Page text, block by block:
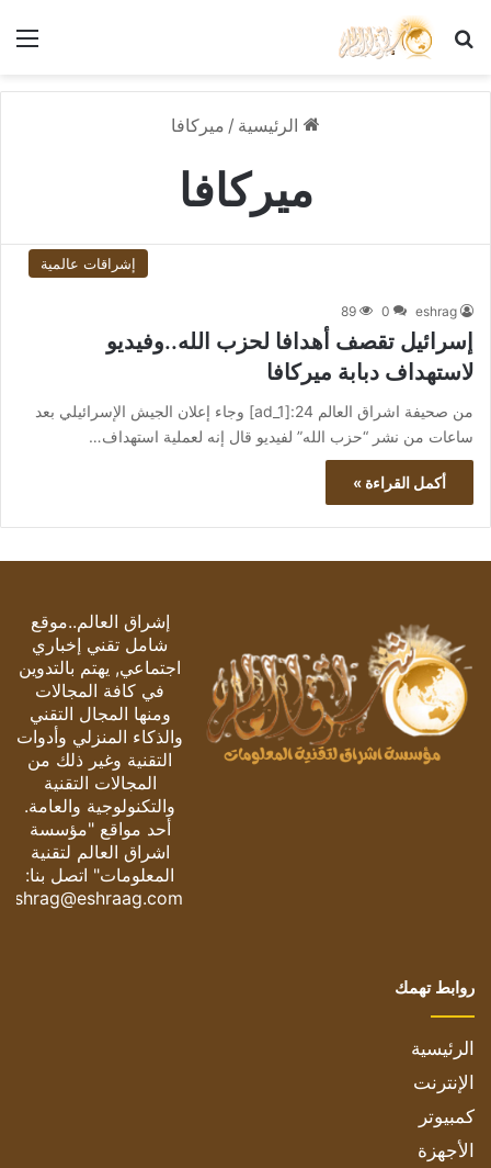
بحث عن
الرئيسية / ميركافا
ميركافا
إشراقات عالمية
eshrag
0
89
إسرائيل تقصف أهدافا لحزب الله..وفيديو
لاستهداف دبابة ميركافا
من صحيفة اشراق العالم 24:[ad_1] وجاء إعلان الجيش الإسرائيلي بعد
ساعات من نشر “حزب الله” لفيديو قال إنه لعملية استهداف…
أكمل القراءة »
إشراق العالم..موقع
شامل تقني إخباري
اجتماعي, يهتم بالتدوين
في كافة المجالات
ومنها المجال التقني
والذكاء المنزلي وأدوات
التقنية وغير ذلك من
المجالات التقنية
والتكنولوجية والعامة.
أحد مواقع "مؤسسة
اشراق العالم لتقنية
المعلومات" اتصل بنا:
eshrag@eshraag.com
روابط تهمك
الرئيسية
الإنترنت
كمبيوتر
الأجهزة